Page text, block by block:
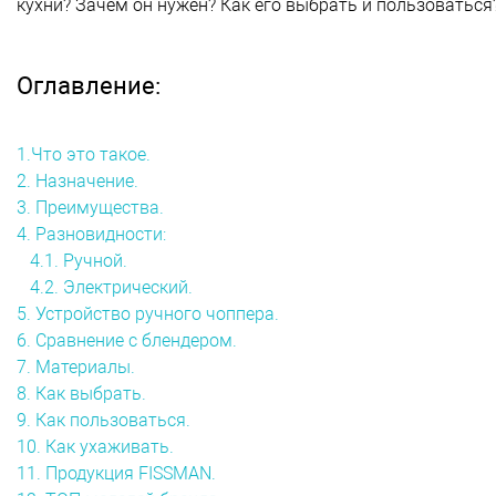
кухни? Зачем он нужен? Как его выбрать и
Оглавление:
1.Что это такое.
2. Назначение.
3. Преимущества.
4. Разновидности:
4.1. Ручной.
4.2. Электрический.
5. Устройство ручного чоппера.
6. Сравнение с блендером.
7. Материалы.
8. Как выбрать.
9. Как пользоваться.
10. Как ухаживать.
11. Продукция FISSMAN.